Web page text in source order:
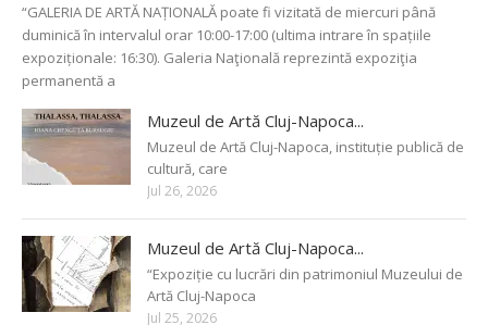
“GALERIA DE ARTĂ NAȚIONALĂ poate fi vizitată de miercuri până
duminică în intervalul orar 10:00-17:00 (ultima intrare în spațiile
expoziționale: 16:30). Galeria Naţională reprezintă expoziţia
permanentă a
Muzeul de Artă Cluj-Napoca...
Muzeul de Artă Cluj-Napoca, instituție publică de
cultură, care
Jul 26, 2026
Muzeul de Artă Cluj-Napoca...
“Expoziție cu lucrări din patrimoniul Muzeului de
Artă Cluj-Napoca
Jul 25, 2026